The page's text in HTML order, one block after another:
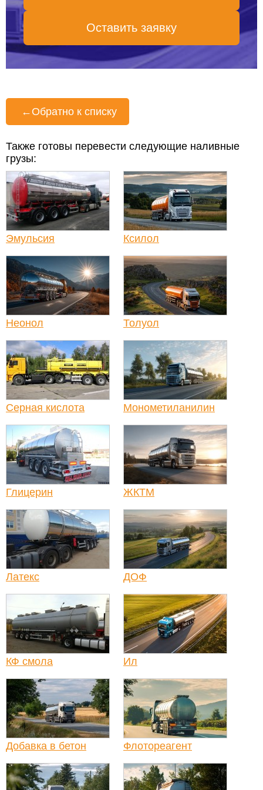
Оставить заявку
← Обратно к списку
Также готовы перевести следующие наливные
грузы:
Эмульсия Ксилол
Неонол Толуол
Серная кислота Монометиланилин
Глицерин ЖКТМ
Латекс ДОФ
КФ смола Ил
Добавка в бетон Флотореагент